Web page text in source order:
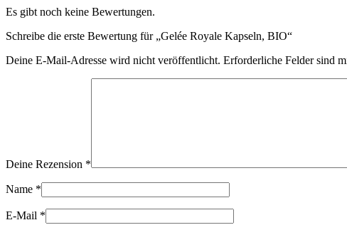
Es gibt noch keine Bewertungen.
Schreibe die erste Bewertung für „Gelée Royale Kapseln, BIO“
Deine E-Mail-Adresse wird nicht veröffentlicht. Erforderliche Felder sind
Deine Rezension *
Name *
E-Mail *